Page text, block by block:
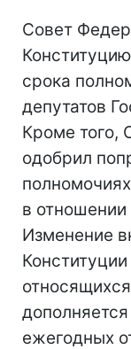
Совет
срока
депутатов
Кроме того,
одобрил
в отношении
Изменение
ежегодных